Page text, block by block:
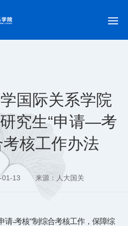
国际关系学院
究生“申请—考
考核工作办法
01-13 来源：人大国关
请-考核”制综合考核工作，保障综